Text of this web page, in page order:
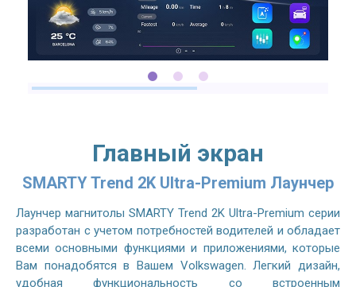
Главный экран
SMARTY Trend 2K Ultra-Premium Лаунчер
Лаунчер магнитолы SMARTY Trend 2K Ultra-Premium серии
разработан с учетом потребностей водителей и обладает
всеми основными функциями и приложениями, которые
Вам понадобятся в Вашем Volkswagen. Легкий дизайн,
удобная функциональность со встроенным